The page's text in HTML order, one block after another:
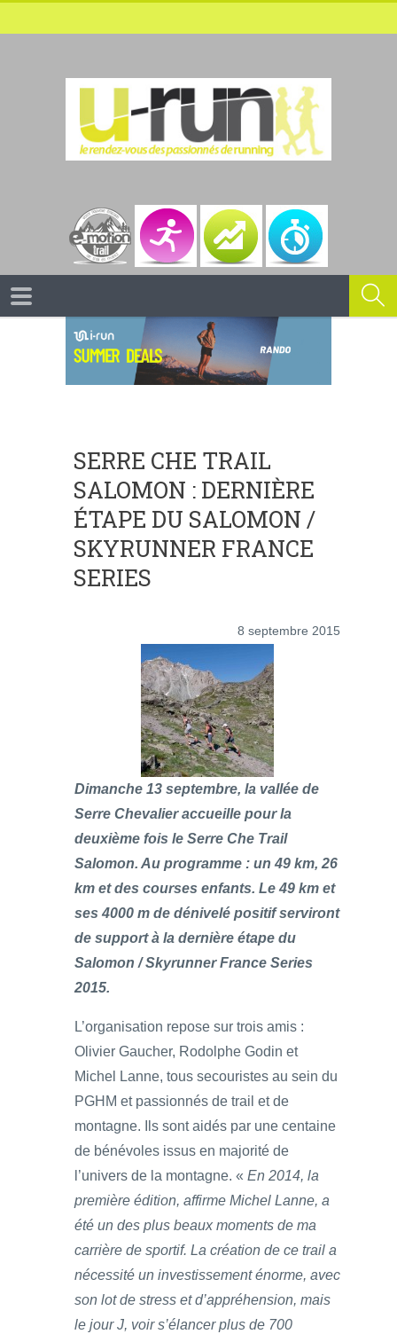
SERRE CHE TRAIL
SALOMON : DERNIÈRE
ÉTAPE DU SALOMON /
SKYRUNNER FRANCE
SERIES
8 septembre 2015
Dimanche 13 septembre, la vallée de
Serre Chevalier accueille pour la
deuxième fois le Serre Che Trail
Salomon. Au programme : un 49 km, 26
km et des courses enfants. Le 49 km et
ses 4000 m de dénivelé positif serviront
de support à la dernière étape du
Salomon / Skyrunner France Series
2015.
L’organisation repose sur trois amis :
Olivier Gaucher, Rodolphe Godin et
Michel Lanne, tous secouristes au sein du
PGHM et passionnés de trail et de
montagne. Ils sont aidés par une centaine
de bénévoles issus en majorité de
l’univers de la montagne. « En 2014, la
première édition, affirme Michel Lanne, a
été un des plus beaux moments de ma
carrière de sportif. La création de ce trail a
nécessité un investissement énorme, avec
son lot de stress et d’appréhension, mais
le jour J, voir s’élancer plus de 700